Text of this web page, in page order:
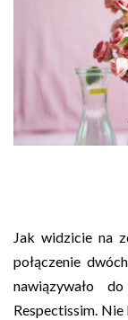
Jak widzicie na
połączenie
nawiązywało
Respectissim.